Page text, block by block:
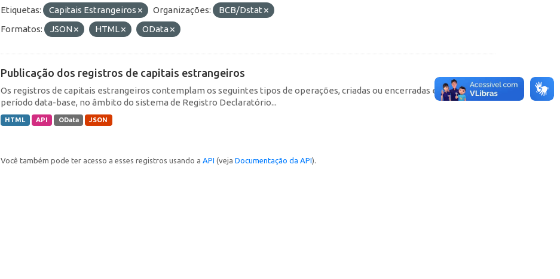
Etiquetas: Capitais Estrangeiros Organizações:
BCB/Dstat
Formatos:
JSON HTML OData
Publicação dos registros de capitais estrangeiros
Os registros de capitais estrangeiros contemplam os seguintes tipos de operações, criadas ou encerradas em cada
período data-base, no âmbito do sistema de Registro Declaratório...
HTML API OData JSON
Você também pode ter acesso a esses registros usando a API (veja Documentação da API).